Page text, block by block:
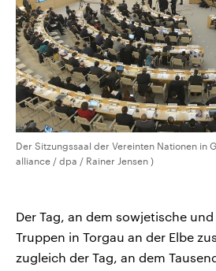
Der Sitzungssaal der Vereinten Nationen in
alliance / dpa / Rainer Jensen )
Der Tag, an dem sowjetische
Truppen in Torgau an der Elbe
zugleich der Tag, an dem